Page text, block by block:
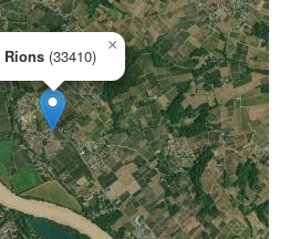
Rions (33410)
×